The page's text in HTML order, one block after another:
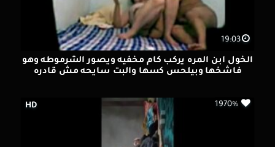
19:03
الخول ابن المره يركب كام مخفيه ويصور الشرموطه وهو
فاشخها وبيلحس كسها والبت سايحه مش قادره
HD 1970%